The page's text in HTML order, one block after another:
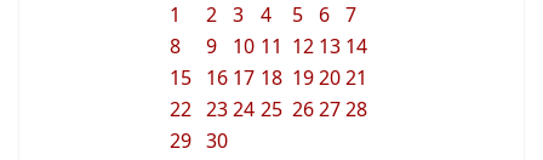
1
2 3 4 5 6 7
8
9 10 11 12 13 14
15 16 17 18 192021
22 2324 25 262728
29 30